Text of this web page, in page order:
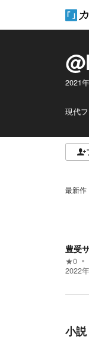
2021
現代
最新作
豊受
★0
2022
小説